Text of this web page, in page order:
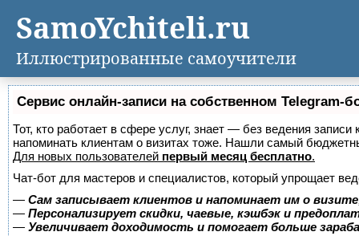
Сервис онлайн-записи на собственном Telegram-
Тот, кто работает в сфере услуг, знает — без ведения
напоминать клиентам о визитах тоже. Нашли самый
Для новых пользователей первый месяц бесплатно.
Чат-бот для мастеров и специалистов, который упрощает
— Сам записывает клиентов и напоминает им о
— Персонализирует скидки, чаевые, кэшбэк и
— Увеличивает доходимость и помогает больше
SamoYchiteli.ru
Иллюстрированные самоучители